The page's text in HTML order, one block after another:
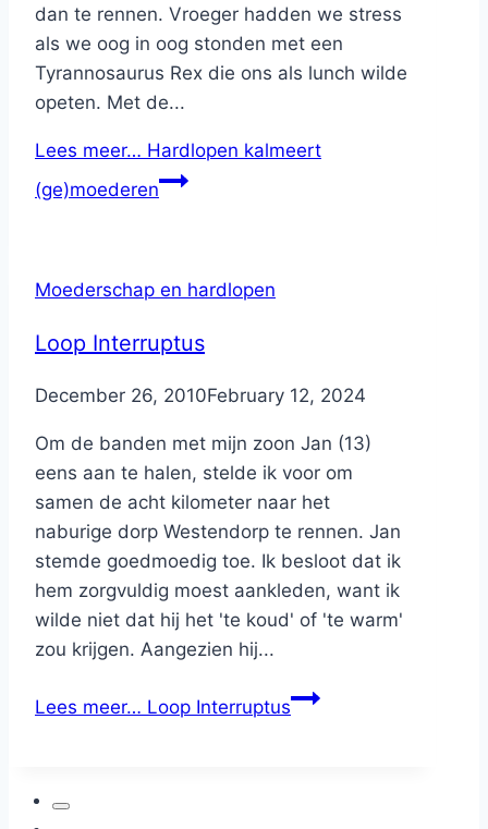
dan te rennen. Vroeger hadden we stress
als we oog in oog stonden met een
Tyrannosaurus Rex die ons als lunch wilde
opeten. Met de...
Lees meer… Hardlopen kalmeert
(ge)moederen
Moederschap en hardlopen
Loop Interruptus
ByNicole
December 26, 2010February 12, 2024
Om de banden met mijn zoon Jan (13)
eens aan te halen, stelde ik voor om
samen de acht kilometer naar het
naburige dorp Westendorp te rennen. Jan
stemde goedmoedig toe. Ik besloot dat ik
hem zorgvuldig moest aankleden, want ik
wilde niet dat hij het 'te koud' of 'te warm'
zou krijgen. Aangezien hij...
Lees meer… Loop Interruptus